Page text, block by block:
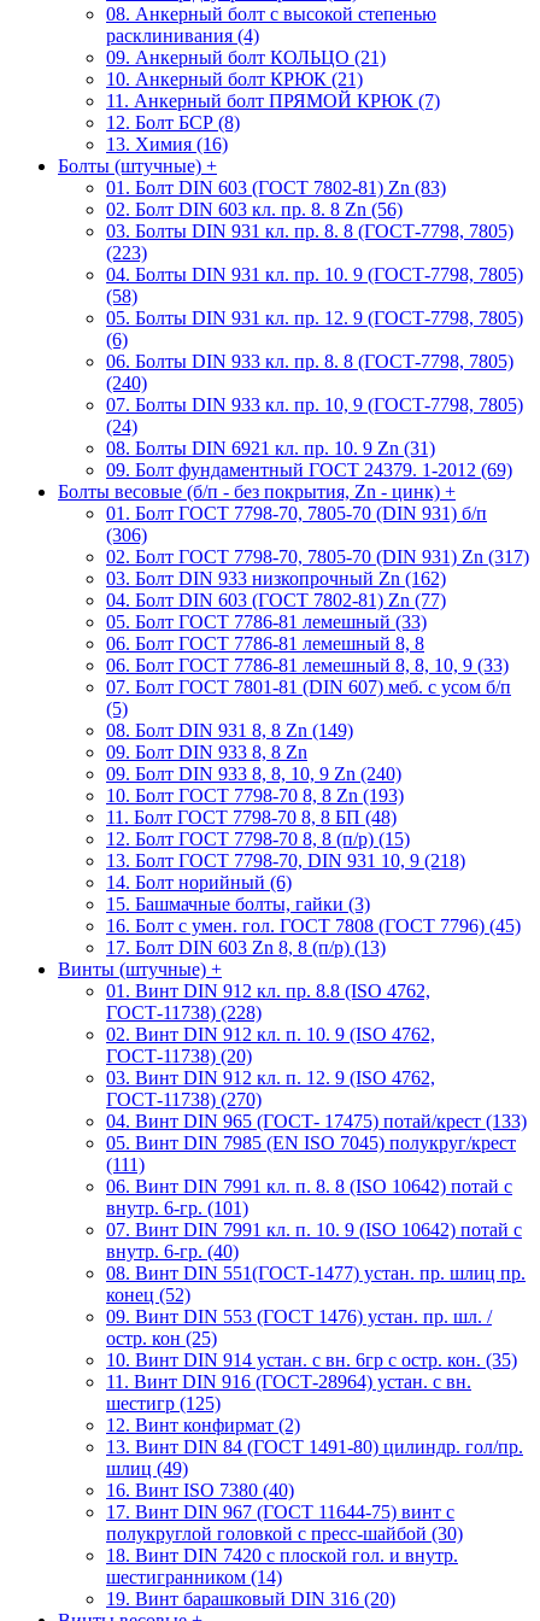
08. Анкерный болт с высокой степенью
расклинивания (4)
09. Анкерный болт КОЛЬЦО (21)
10. Анкерный болт КРЮК (21)
11. Анкерный болт ПРЯМОЙ КРЮК (7)
12. Болт БСР (8)
13. Химия (16)
Болты (штучные) +
01. Болт DIN 603 (ГОСТ 7802-81) Zn (83)
02. Болт DIN 603 кл. пр. 8. 8 Zn (56)
03. Болты DIN 931 кл. пр. 8. 8 (ГОСТ-7798, 7805)
(223)
04. Болты DIN 931 кл. пр. 10. 9 (ГОСТ-7798, 7805)
(58)
05. Болты DIN 931 кл. пр. 12. 9 (ГОСТ-7798, 7805)
(6)
06. Болты DIN 933 кл. пр. 8. 8 (ГОСТ-7798, 7805)
(240)
07. Болты DIN 933 кл. пр. 10, 9 (ГОСТ-7798, 7805)
(24)
08. Болты DIN 6921 кл. пр. 10. 9 Zn (31)
09. Болт фундаментный ГОСТ 24379. 1-2012 (69)
Болты весовые (б/п - без покрытия, Zn - цинк) +
01. Болт ГОСТ 7798-70, 7805-70 (DIN 931) б/п
(306)
02. Болт ГОСТ 7798-70, 7805-70 (DIN 931) Zn (317)
03. Болт DIN 933 низкопрочный Zn (162)
04. Болт DIN 603 (ГОСТ 7802-81) Zn (77)
05. Болт ГОСТ 7786-81 лемешный (33)
06. Болт ГОСТ 7786-81 лемешный 8, 8
06. Болт ГОСТ 7786-81 лемешный 8, 8, 10, 9 (33)
07. Болт ГОСТ 7801-81 (DIN 607) меб. с усом б/п
(5)
08. Болт DIN 931 8, 8 Zn (149)
09. Болт DIN 933 8, 8 Zn
09. Болт DIN 933 8, 8, 10, 9 Zn (240)
10. Болт ГОСТ 7798-70 8, 8 Zn (193)
11. Болт ГОСТ 7798-70 8, 8 БП (48)
12. Болт ГОСТ 7798-70 8, 8 (п/р) (15)
13. Болт ГОСТ 7798-70, DIN 931 10, 9 (218)
14. Болт норийный (6)
15. Башмачные болты, гайки (3)
16. Болт с умен. гол. ГОСТ 7808 (ГОСТ 7796) (45)
17. Болт DIN 603 Zn 8, 8 (п/р) (13)
Винты (штучные) +
01. Винт DIN 912 кл. пр. 8.8 (ISO 4762,
ГОСТ-11738) (228)
02. Винт DIN 912 кл. п. 10. 9 (ISO 4762,
ГОСТ-11738) (20)
03. Винт DIN 912 кл. п. 12. 9 (ISO 4762,
ГОСТ-11738) (270)
04. Винт DIN 965 (ГОСТ- 17475) потай/крест (133)
05. Винт DIN 7985 (EN ISO 7045) полукруг/крест
(111)
06. Винт DIN 7991 кл. п. 8. 8 (ISO 10642) потай с
внутр. 6-гр. (101)
07. Винт DIN 7991 кл. п. 10. 9 (ISO 10642) потай с
внутр. 6-гр. (40)
08. Винт DIN 551(ГОСТ-1477) устан. пр. шлиц пр.
конец (52)
09. Винт DIN 553 (ГОСТ 1476) устан. пр. шл. /
остр. кон (25)
10. Винт DIN 914 устан. с вн. 6гр с остр. кон. (35)
11. Винт DIN 916 (ГОСТ-28964) устан. с вн.
шестигр (125)
12. Винт конфирмат (2)
13. Винт DIN 84 (ГОСТ 1491-80) цилиндр. гол/пр.
шлиц (49)
16. Винт ISO 7380 (40)
17. Винт DIN 967 (ГОСТ 11644-75) винт с
полукруглой головкой с пресс-шайбой (30)
18. Винт DIN 7420 с плоской гол. и внутр.
шестигранником (14)
19. Винт барашковый DIN 316 (20)